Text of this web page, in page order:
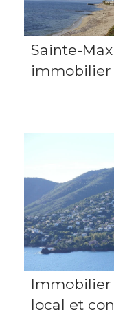
Sainte-
immobilier
Immobilier
local et